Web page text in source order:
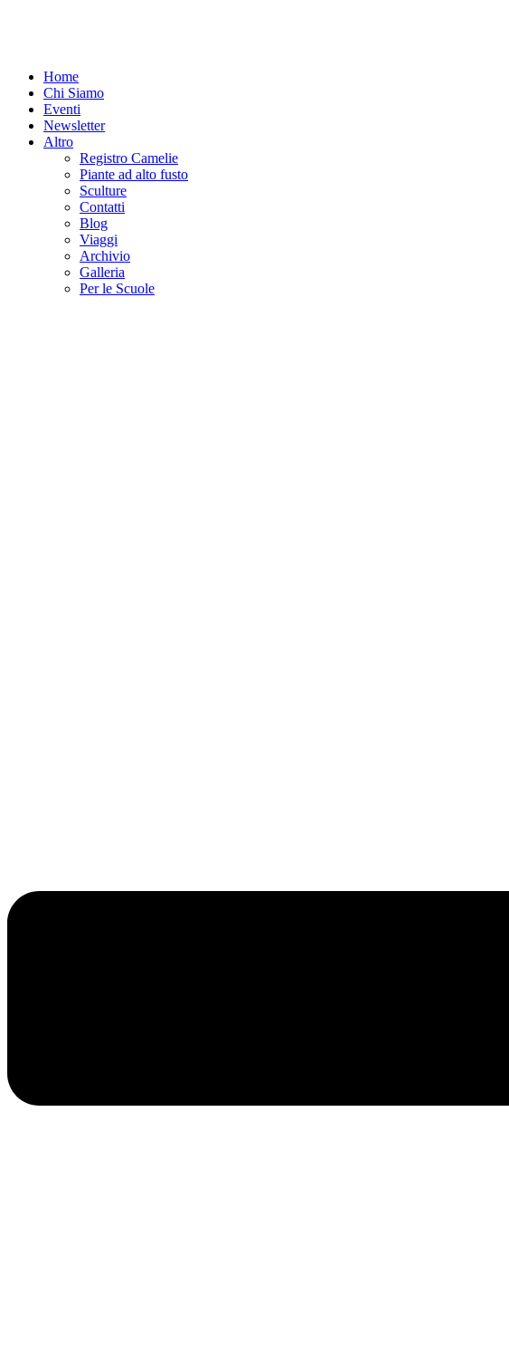
Home
Chi Siamo
Eventi
Newsletter
Altro
Registro Camelie
Piante ad alto fusto
Sculture
Contatti
Blog
Viaggi
Archivio
Galleria
Per le Scuole